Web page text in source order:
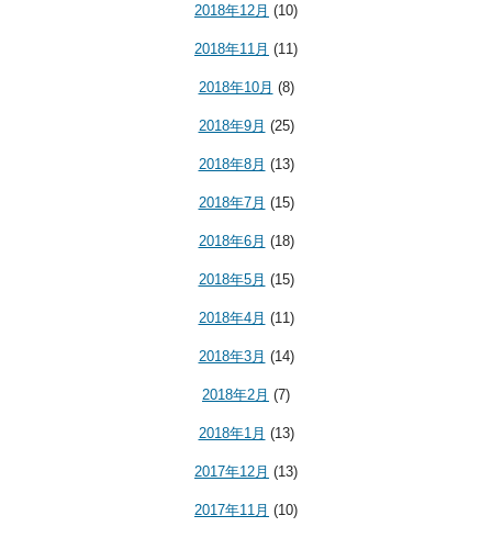
2018年12月 (10)
2018年11月 (11)
2018年10月 (8)
2018年9月 (25)
2018年8月 (13)
2018年7月 (15)
2018年6月 (18)
2018年5月 (15)
2018年4月 (11)
2018年3月 (14)
2018年2月 (7)
2018年1月 (13)
2017年12月 (13)
2017年11月 (10)